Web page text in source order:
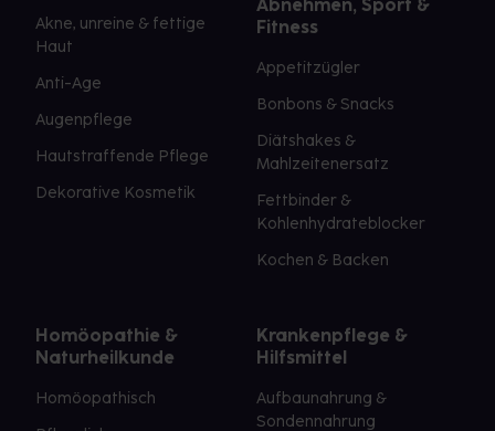
Akne, unreine & fettige
Haut
Anti-Age
Augenpflege
Hautstraffende Pflege
Dekorative Kosmetik
Abnehmen, Sport &
Fitness
Appetitzügler
Bonbons & Snacks
Diätshakes &
Mahlzeitenersatz
Fettbinder &
Kohlenhydrateblocker
Kochen & Backen
Homöopathie &
Naturheilkunde
Homöopathisch
Krankenpflege &
Hilfsmittel
Aufbaunahrung &
Sondennahrung